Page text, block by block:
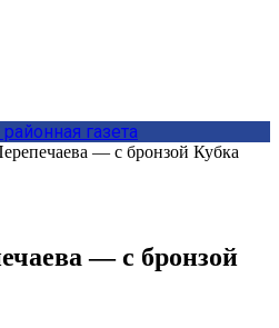
газета
— с бронзой Кубка
— с бронзой